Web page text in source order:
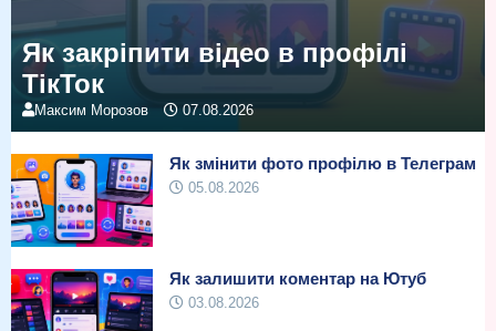
Як закріпити відео в профілі
ТікТок
Максим Морозов 07.08.2026
Як змінити фото профілю в Телеграм
05.08.2026
Як залишити коментар на Ютуб
03.08.2026